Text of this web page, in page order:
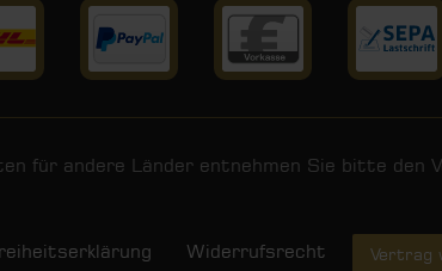
für andere Länder entnehmen Sie bitte den
Widerrufs­recht Vertrag